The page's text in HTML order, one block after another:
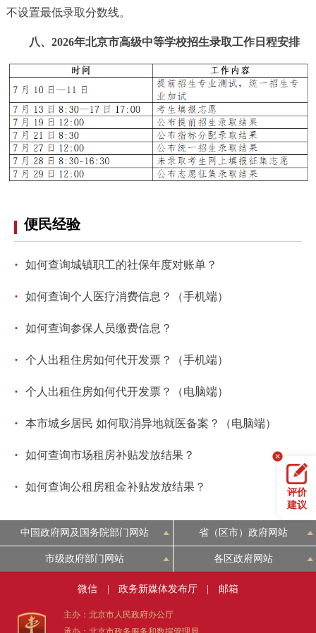
不设置最低录取分数线。
八、2026年北京市高级中等学校招生录取工作日程安排
便民经验
· 如何查询城镇职工的社保年度对账单？
· 如何查询个人医疗消费信息？（手机端）
· 如何查询参保人员缴费信息？
· 个人出租住房如何代开发票？（手机端）
· 个人出租住房如何代开发票？（电脑端）
· 本市城乡居民 如何取消异地就医备案？（电脑端）
· 如何查询市场租房补贴发放结果？
· 如何查询公租房租金补贴发放结果？
评价
建议
中国政府网及国务院部门网站 省（区市）政府网站
市级政府部门网站 各区政府网站
微信 政务新媒体发布厅 邮箱
主办：北京市人民政府办公厅